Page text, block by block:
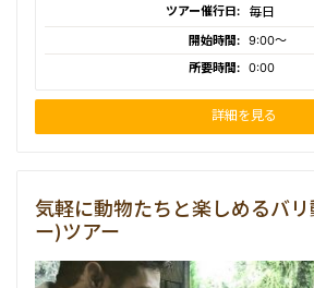
ツアー催行日: 毎日
開始時間: 9:00〜
所要時間: 0:00
詳細を見る
気軽に動物たちと楽しめるバ
ー)ツアー